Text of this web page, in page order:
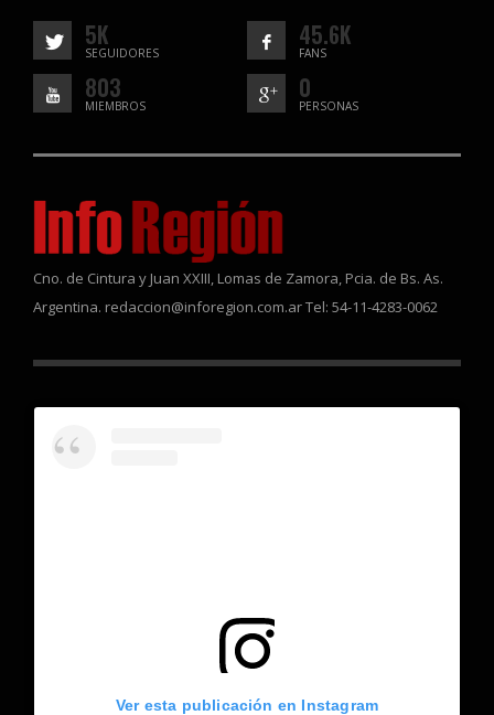
5K
SEGUIDORES
45.6K
FANS
803
MIEMBROS
0
PERSONAS
Cno. de Cintura y Juan XXIII, Lomas de Zamora, Pcia. de Bs. As.
Argentina. redaccion@inforegion.com.ar Tel: 54-11-4283-0062
Ver esta publicación en Instagram